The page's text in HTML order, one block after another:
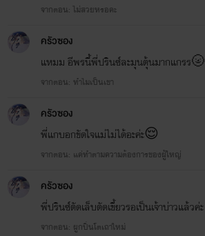
จากตอน: ไม่สวยหรอคะ
ครัวซอง
แหมม อีพรนี้พี่ปรินซ์ละมุนตุ้นมากแกรร🌝
จากตอน: ทำไมเป็นเขา
ครัวซอง
พี่แกบอกขัดใจแม่ไม่ได้อะค่ะ😌
จากตอน: แค่ทำตามความต้องการของผู้ใหญ่
ครัวซอง
พี่ปรินซ์ตัดเล็บตัดเขี้ยวรอเป็นเจ้าบ่าวแล้วค่ะ
จากตอน: ผูกปิ่นโตเถาใหม่